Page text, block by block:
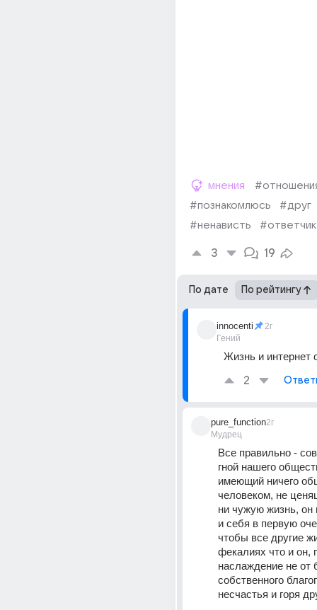
мнения
#познакомлюсь
#друг
#ненависть
#ответчик
3 19
По дате По рейтингу
innocenti
Гений
2г
Жизнь и интернет
2
pure_function
Мудрец
2г
Все правильно -
гной нашего
имеющий ничего
человеком, не
ни чужую жизнь, он
и себя в первую
чтобы все другие
фекалиях что и он,
наслаждение не от
собственного
несчастья и горя